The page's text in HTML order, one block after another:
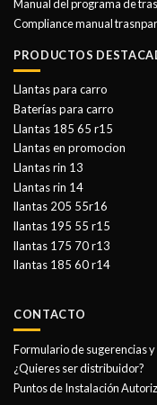
Manual del programa de
Compliance manual
PRODUCTOS
Llantas para carro
Baterías para carro
Llantas 185 65 r15
Llantas en promocion
Llantas rin 13
Llantas rin 14
llantas 205 55r16
llantas 195 55 r15
llantas 175 70 r13
llantas 185 60 r14
CONTACTO
Formulario de sugerencias
¿Quieres ser distribuidor?
Puntos de Instalación